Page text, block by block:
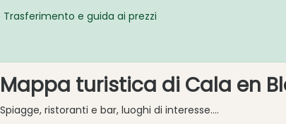
Sport
Tour
ed
Escursioni
Trasferimento e guida ai prezzi
Mappa turistica di Cala en
Spiagge, ristoranti e bar, luoghi di interesse....